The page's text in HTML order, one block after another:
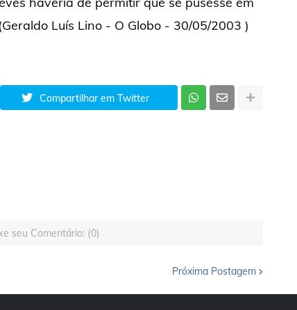
Luís Lino - O Globo - 30/05/2003 )
Compartilhar em Twitter
seu Comentário: (0)
Próxima Postagem